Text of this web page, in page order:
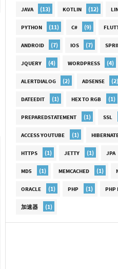
JAVA (13) KOTLIN (12)
PYTHON (11) C# (9)
ANDROID (7) IOS (7)
JQUERY (4) WORDPRESS (4)
ALERTDIALOG (2) ADSENSE (2)
DATEEDIT (1) HEX TO RGB (1)
PREPAREDSTATEMENT (1) SSL
ACCESS YOUTUBE (1)
HTTPS (1) JETTY (1) JPA
MD5 (1) MEMCACHED (1)
ORACLE (1) PHP (1) PHP
加速器 (1)